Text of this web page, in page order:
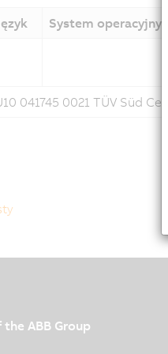
System operacyjny
041745 0021 TÜV Süd
ABB Group